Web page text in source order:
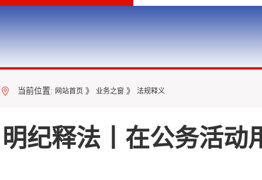
当前位置: 网站首页 》 业务之窗 》 法规释义
明纪释法丨在公务活动